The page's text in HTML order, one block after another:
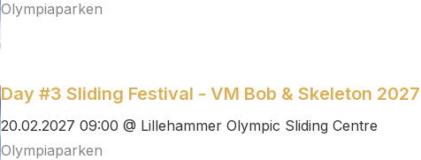
Olympiaparken
Day #3 Sliding Festival - VM Bob & Skeleton 2027
20.02.2027 09:00 @ Lillehammer Olympic Sliding Centre
Olympiaparken